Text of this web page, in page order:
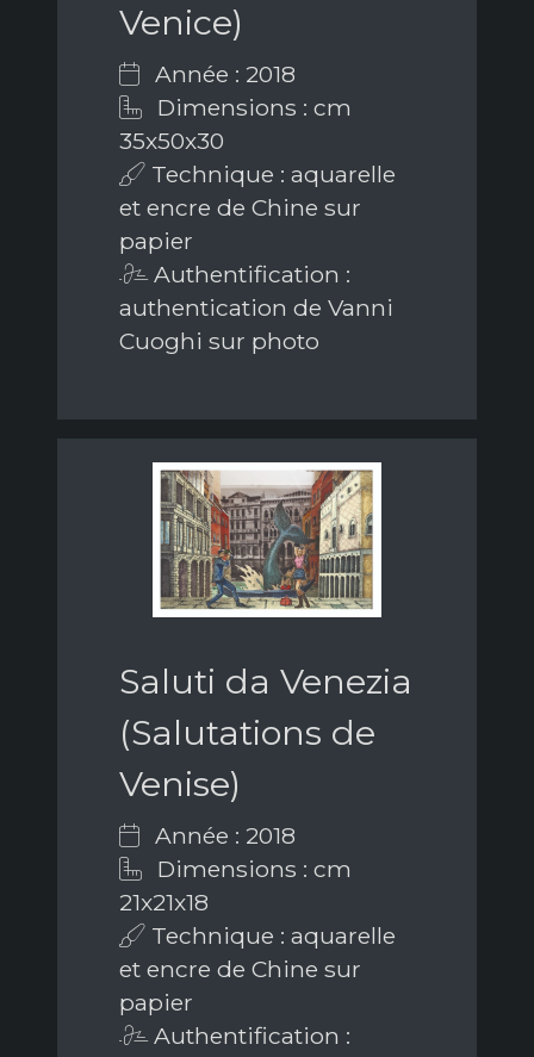
Venice)
Année : 2018
Dimensions : cm
35x50x30
Technique : aquarelle
et encre de Chine sur
papier
Authentification :
authentication de Vanni
Cuoghi sur photo
Saluti da Venezia
(Salutations de
Venise)
Année : 2018
Dimensions : cm
21x21x18
Technique : aquarelle
et encre de Chine sur
papier
Authentification :